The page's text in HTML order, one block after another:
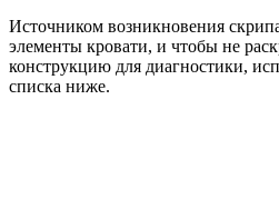
Источником возникновения
элементы кровати, и чтобы не
конструкцию для диагностики,
списка ниже.